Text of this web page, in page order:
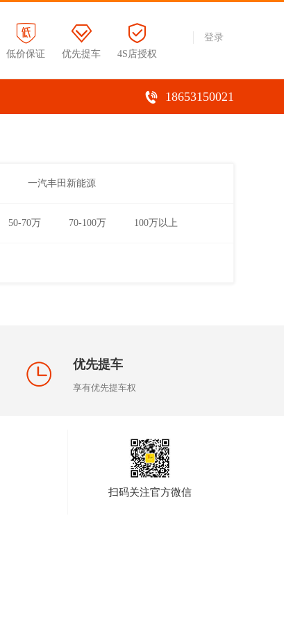
登录
低价保证
优先提车 4S店授权
18653150021
一汽丰田新能源
50-70万 70-100万 100万以上
优先提车
享有优先提车权
扫码关注官方微信